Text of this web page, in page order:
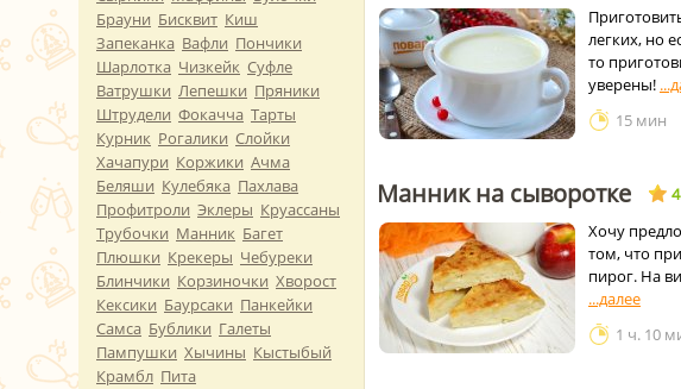
легких, но
то
уверены!
15 мин
Манник на сыворотке
Хочу
том, что
пирог. На
1 ч. 10
Брауни Бисквит Киш
Запеканка Вафли Пончики
Шарлотка Чизкейк Суфле
Ватрушки Лепешки Пряники
Штрудели Фокачча Тарты
Курник Рогалики Слойки
Хачапури Коржики Ачма
Беляши Кулебяка Пахлава
Профитроли Эклеры Круассаны
Трубочки Манник Багет
Плюшки Крекеры Чебуреки
Блинчики Корзиночки Хворост
Кексики Баурсаки Панкейки
Самса Бублики Галеты
Пампушки Хычины Кыстыбый
Крамбл Пита